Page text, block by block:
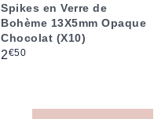
Spikes en Verre de
Bohème 13X5mm Opaque
Chocolat (X10)
Prix
2€50